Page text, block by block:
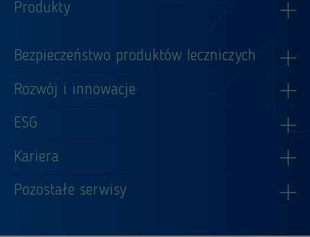
Produkty
Bezpieczeństwo produktów leczniczych
Rozwój i innowacje
ESG
Kariera
Pozostałe serwisy